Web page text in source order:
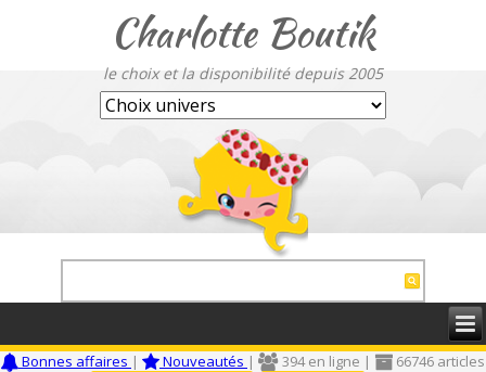
Charlotte Boutik
le choix et la disponibilité depuis 2005
Bonnes affaires | Nouveautés | 394 en ligne |
66746 articles